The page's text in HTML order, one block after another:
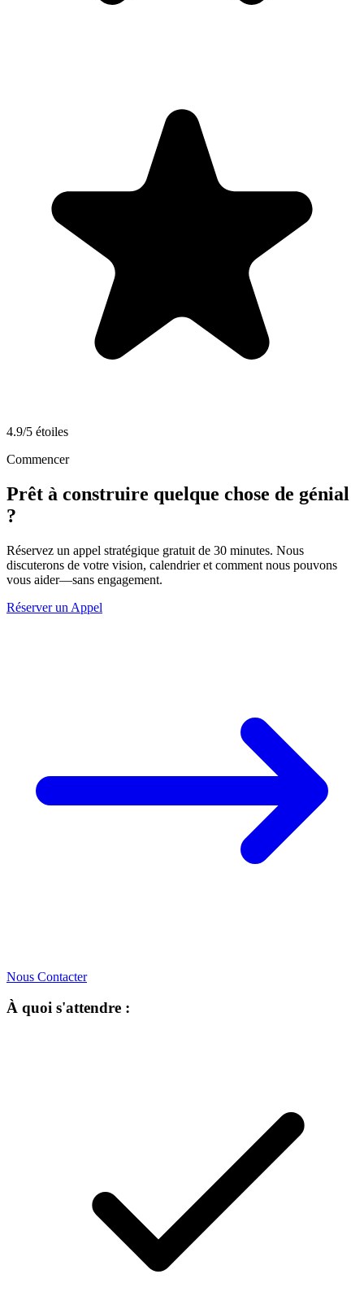
4.9/5 étoiles
Commencer
Prêt à construire quelque chose de génial
?
Réservez un appel stratégique gratuit de 30 minutes. Nous
discuterons de votre vision, calendrier et comment nous pouvons
vous aider—sans engagement.
Réserver un Appel
Nous Contacter
À quoi s'attendre :